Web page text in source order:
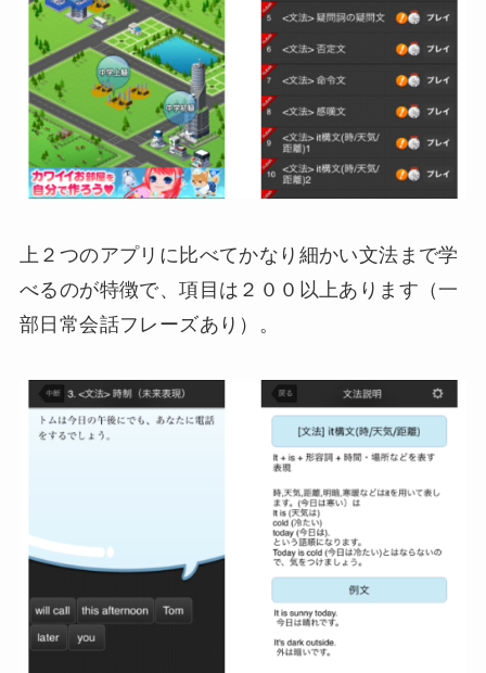
上２つのアプリに比べてかなり細かい文法まで学
べるのが特徴で、項目は２００以上あります（一
部日常会話フレーズあり）。